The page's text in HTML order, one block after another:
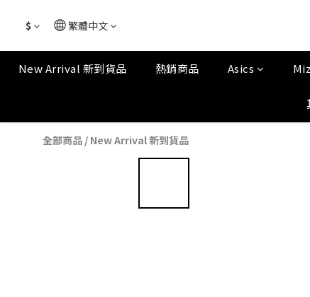
$ 繁體中文
New Arrival 新到貨品 熱銷商品 Asics
全部商品 / New Arrival 新到貨品